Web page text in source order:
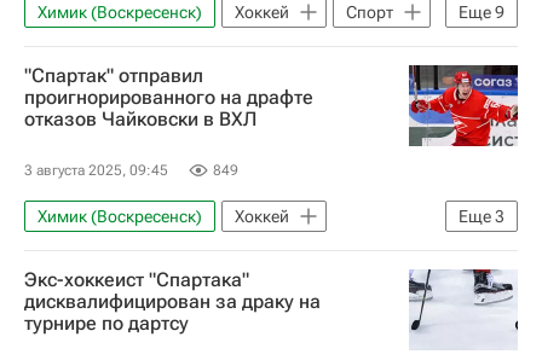
Еще9
Химик (Воскресенск) Хоккей
Спорт
СССР
Россия
Белоруссия
Владислав Третьяк
Дмитрий Курбатов
Федерация хоккея России (ФХР)
КХЛ 2025-2026
ХК Динамо (Москва)
ЦСКА
"Спартак" отправил
проигнорированного на драфте
отказов Чайковски в ВХЛ
3 августа 2025, 09:45 849
Еще3
Химик (Воскресенск)
Хоккей
Михал Чайковски
КХЛ 2025-2026
ХК Спартак (Москва)
Экс-хоккеист "Спартака"
дисквалифицирован за драку на
турнире по дартсу